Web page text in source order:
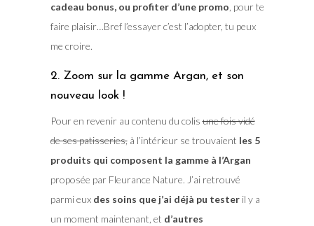
cadeau bonus, ou profiter d’une promo , pour te
faire plaisir…Bref l’essayer c’est l’adopter, tu peux
me croire.
2. Zoom sur la gamme Argan, et son
nouveau look !
Pour en revenir au contenu du colisune fois vidé
de ses patisseries,à l’intérieur se trouvaient les 5
produits qui composent la gamme à l’Argan
proposée par Fleurance Nature. J’ai retrouvé
parmi eux des soins que j’ai déjà pu testeril y a
un moment maintenant, et d’autres